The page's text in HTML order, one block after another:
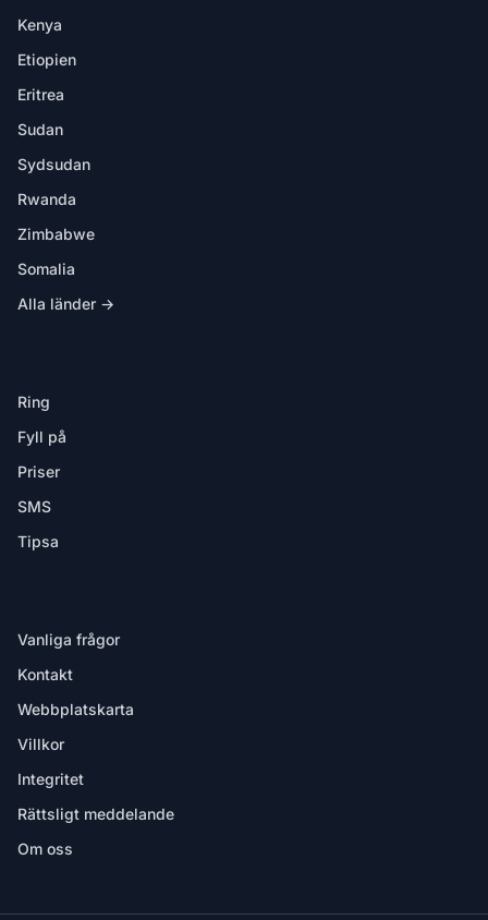
Kenya
Etiopien
Eritrea
Sudan
Sydsudan
Rwanda
Zimbabwe
Somalia
Alla länder →
Ring
Fyll på
Priser
SMS
Tipsa
Vanliga frågor
Kontakt
Webbplatskarta
Villkor
Integritet
Rättsligt meddelande
Om oss